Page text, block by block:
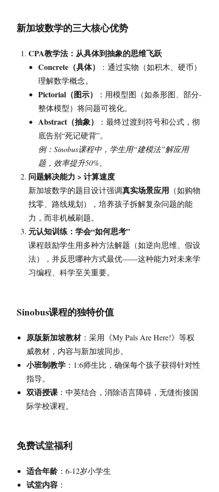
新加坡数学的三大核心优势
CPA教学法：从具体到抽象的思维飞跃
Concrete（具体）
：通过实物（如积木、硬币）
理解数学概念。
Pictorial（图示）
：用模型图（如条形图、部分-
整体模型）将问题可视化。
Abstract（抽象）
：最终过渡到符号和公式，彻
底告别“死记硬背”。
例：Sinobus课程中，学生用“建模法”解应用
题，效率提升50%。
问题解决能力 > 计算速度
新加坡数学的题目设计强调真实场景应用 （如购物
找零、路线规划），培养孩子拆解复杂问题的能
力，而非机械刷题。
元认知训练：学会“如何思考”
课程鼓励学生用多种方法解题（如逆向思维、假设
法），并反思哪种方式最优——这种能力对未来学
习编程、科学至关重要。
Sinobus课程的独特价值
原版新加坡教材：采用《My Pals Are Here!》等权
威教材，内容与新加坡同步。
小班制教学 ：1:6师生比，确保每个孩子获得针对性
指导。
双语授课 ：中英结合，消除语言障碍，无缝衔接国
际学校课程。
免费试堂福利
适合年龄：6-12岁小学生
试堂内容 ：